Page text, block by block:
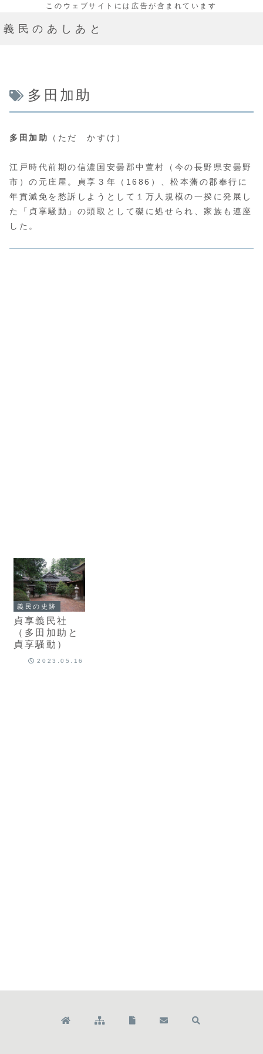
義民のあしあと
多田加助
多田加助 （ ただ かすけ ）
江戸時代前期の信濃国安曇郡中萱村（今の長野県安曇野
市）の元庄屋。貞享３年（1686）、松本藩の郡奉行に
年貢減免を愁訴しようとして１万人規模の一揆に発展し
た「貞享騒動」の頭取として磔に処せられ、家族も連座
した。
義民の史跡
貞享義民社
（多田加助と
貞享騒動）
2023.05.16